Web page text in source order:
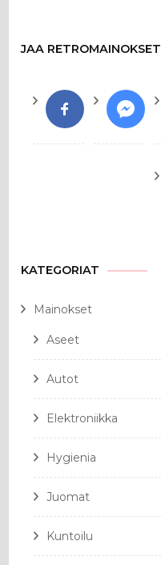
JAA RETROMAINOKSET
KATEGORIAT
Mainokset
Aseet
Autot
Elektroniikka
Hygienia
Juomat
Kuntoilu